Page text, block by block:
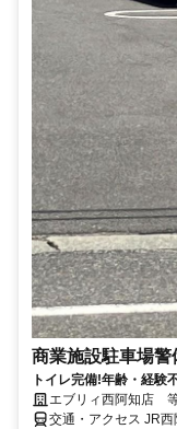
商業施設駐車場警
トイレ完備!年齢・経験
エブリィ西阿知店
交通・アクセス JR